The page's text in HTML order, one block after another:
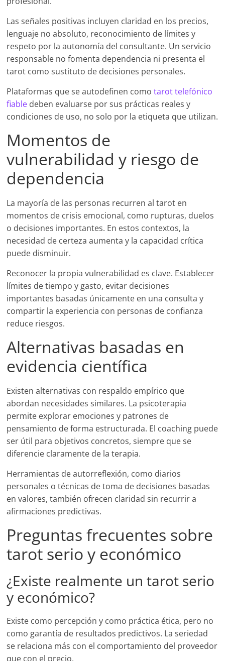
Las señales positivas incluyen claridad en los precios,
lenguaje no absoluto, reconocimiento de límites y
respeto por la autonomía del consultante. Un servicio
responsable no fomenta dependencia ni presenta el
tarot como sustituto de decisiones personales.
Plataformas que se autodefinen comotarot telefónico
fiable deben evaluarse por sus prácticas reales y
condiciones de uso, no solo por la etiqueta que utilizan.
Momentos de
vulnerabilidad y riesgo de
dependencia
La mayoría de las personas recurren al tarot en
momentos de crisis emocional, como rupturas, duelos
o decisiones importantes. En estos contextos, la
necesidad de certeza aumenta y la capacidad crítica
puede disminuir.
Reconocer la propia vulnerabilidad es clave. Establecer
límites de tiempo y gasto, evitar decisiones
importantes basadas únicamente en una consulta y
compartir la experiencia con personas de confianza
reduce riesgos.
Alternativas basadas en
evidencia científica
Existen alternativas con respaldo empírico que
abordan necesidades similares. La psicoterapia
permite explorar emociones y patrones de
pensamiento de forma estructurada. El coaching puede
ser útil para objetivos concretos, siempre que se
diferencie claramente de la terapia.
Herramientas de autorreflexión, como diarios
personales o técnicas de toma de decisiones basadas
en valores, también ofrecen claridad sin recurrir a
afirmaciones predictivas.
Preguntas frecuentes sobre
tarot serio y económico
¿Existe realmente un tarot serio
y económico?
Existe como percepción y como práctica ética, pero no
como garantía de resultados predictivos. La seriedad
se relaciona más con el comportamiento del proveedor
que con el precio.